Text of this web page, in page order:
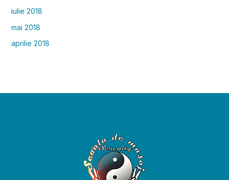
iulie 2018
mai 2018
aprilie 2018